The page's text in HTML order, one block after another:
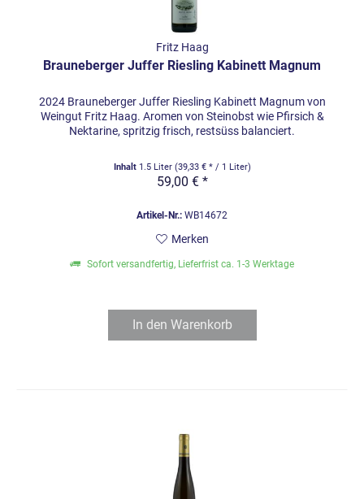
Fritz Haag
Brauneberger Juffer Riesling Kabinett Magnum
2024 Brauneberger Juffer Riesling Kabinett Magnum von
Weingut Fritz Haag. Aromen von Steinobst wie Pfirsich &
Nektarine, spritzig frisch, restsüss balanciert.
Inhalt 1.5 Liter (39,33 € * / 1 Liter)
59,00 € *
Artikel-Nr.: WB14672
Merken
Sofort versandfertig, Lieferfrist ca. 1-3 Werktage
In den Warenkorb